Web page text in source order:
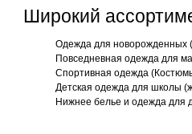
Широкий
Одежда для новорожденных
Повседневная одежда для
Спортивная одежда
Детская одежда для школы
Нижнее белье и одежда для